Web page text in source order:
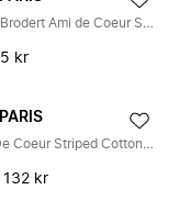
Boxy Brodert Ami de Coeur Skjorte
kr
Ami De Coeur Striped Cotton Oxford Skjorte
132 kr